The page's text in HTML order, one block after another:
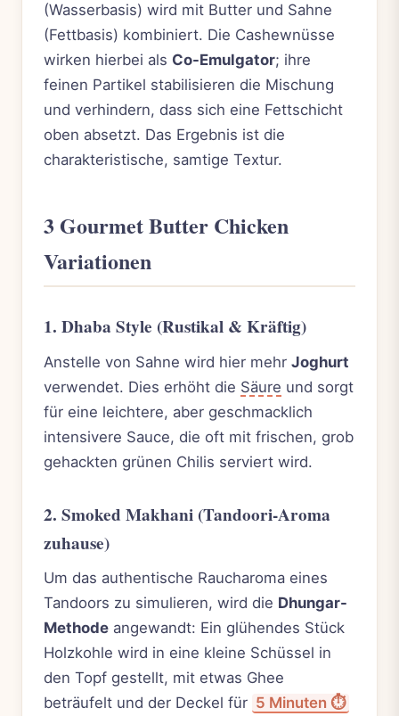
(Wasserbasis) wird mit Butter und Sahne
(Fettbasis) kombiniert. Die Cashewnüsse
wirken hierbei als Co-Emulgator; ihre
feinen Partikel stabilisieren die Mischung
und verhindern, dass sich eine Fettschicht
oben absetzt. Das Ergebnis ist die
charakteristische, samtige Textur.
3 Gourmet Butter Chicken
Variationen
1. Dhaba Style (Rustikal & Kräftig)
Anstelle von Sahne wird hier mehr Joghurt
verwendet. Dies erhöht die Säure und sorgt
für eine leichtere, aber geschmacklich
intensivere Sauce, die oft mit frischen, grob
gehackten grünen Chilis serviert wird.
2. Smoked Makhani (Tandoori-Aroma
zuhause)
Um das authentische Raucharoma eines
Tandoors zu simulieren, wird die Dhungar-
Methode angewandt: Ein glühendes Stück
Holzkohle wird in eine kleine Schüssel in
den Topf gestellt, mit etwas Ghee
beträufelt und der Deckel für 5 Minuten ⏱️